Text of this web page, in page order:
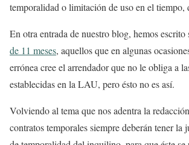
temporalidad o limitación de uso en el tiempo,
En otra entrada de nuestro blog, hemos escrito
de 11 meses, aquellos que en algunas
errónea cree el arrendador que no le obliga a
establecidas en la LAU, pero ésto no es así.
Volviendo al tema que nos adentra la
contratos temporales siempre deberán tener la